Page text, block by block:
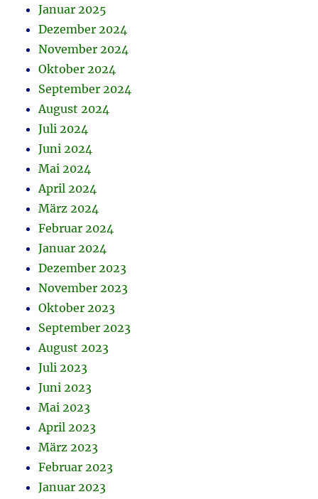
Januar 2025
Dezember 2024
November 2024
Oktober 2024
September 2024
August 2024
Juli 2024
Juni 2024
Mai 2024
April 2024
März 2024
Februar 2024
Januar 2024
Dezember 2023
November 2023
Oktober 2023
September 2023
August 2023
Juli 2023
Juni 2023
Mai 2023
April 2023
März 2023
Februar 2023
Januar 2023